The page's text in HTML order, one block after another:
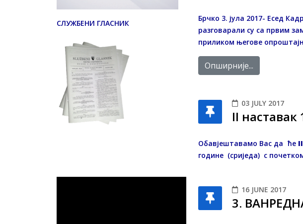
СЛУЖБЕНИ ГЛАСНИК
Брчко 3. јула 2017- Есед
разговарали су са првим
приликом његове
Опширније...
03 JULY 2017
II наставак
Обавјештавамо Вас да ће II
године (сриједа) с
16 JUNE 2017
3.